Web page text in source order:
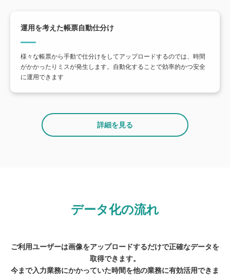
運用を考えた帳票自動仕分け
様々な帳票から手動で仕分けをしてアップロードするのでは、時間
がかかったりミスが発生します。自動化することで効率的かつ安全
に運用できます
詳細を見る
データ化の流れ
ご利用ユーザーは画像をアップロードするだけで正確なデータを
取得できます。
今まで入力業務にかかっていた時間を他の業務に有効活用できま